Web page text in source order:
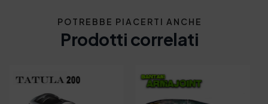
POTREBBE PIACERTI ANCHE
Prodotti correlati